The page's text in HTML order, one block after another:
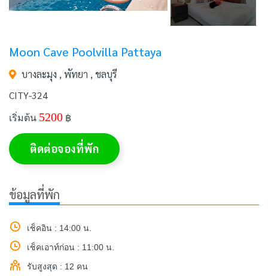
Moon Cave Poolvilla Pattaya
บางละมุง , พัทยา , ชลบุรี
CITY-324
เริ่มต้น 5200 ฿
ติดต่อจองที่พัก
ข้อมูลที่พัก
เช็คอิน : 14:00 น.
เช็คเอาท์ก่อน : 11:00 น.
รับสูงสุด : 12 คน